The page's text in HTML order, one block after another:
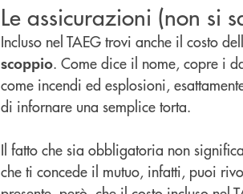
Le assicurazioni (non si
Incluso nel TAEG trovi anche il costo
scoppio. Come dice il nome, copre i
come incendi ed esplosioni,
di infornare una semplice torta.
Il fatto che sia obbligatoria non
che ti concede il mutuo, infatti, puoi